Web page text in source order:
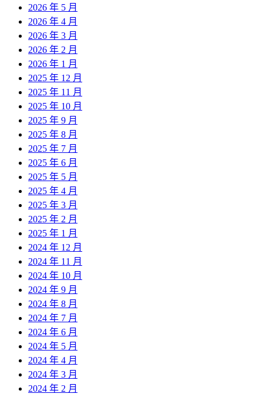
2026 年 5 月
2026 年 4 月
2026 年 3 月
2026 年 2 月
2026 年 1 月
2025 年 12 月
2025 年 11 月
2025 年 10 月
2025 年 9 月
2025 年 8 月
2025 年 7 月
2025 年 6 月
2025 年 5 月
2025 年 4 月
2025 年 3 月
2025 年 2 月
2025 年 1 月
2024 年 12 月
2024 年 11 月
2024 年 10 月
2024 年 9 月
2024 年 8 月
2024 年 7 月
2024 年 6 月
2024 年 5 月
2024 年 4 月
2024 年 3 月
2024 年 2 月